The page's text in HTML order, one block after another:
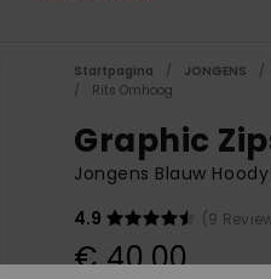
Startpagina JONGENS
Rits Omhoog
Graphic
Jongens Blauw
4.9
(9
€ 40,00